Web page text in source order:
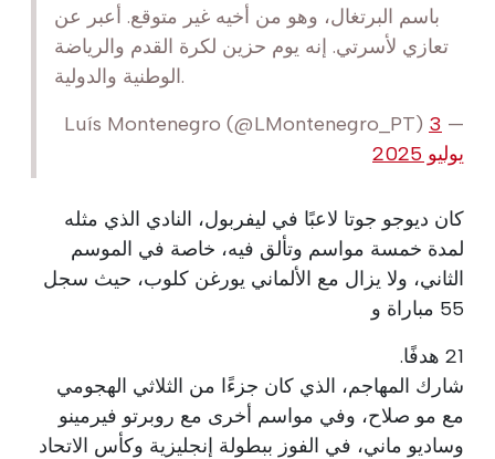
باسم البرتغال، وهو من أخيه غير متوقع. أعبر عن
تعازي لأسرتي. إنه يوم حزين لكرة القدم والرياضة
الوطنية والدولية.
— Luís Montenegro (@LMontenegro_PT)
3
يوليو 2025
كان ديوجو جوتا لاعبًا في ليفربول، النادي الذي مثله
لمدة خمسة مواسم وتألق فيه، خاصة في الموسم
الثاني، ولا يزال مع الألماني يورغن كلوب، حيث سجل
55 مباراة و
21 هدفًا.
شارك المهاجم، الذي كان جزءًا من الثلاثي الهجومي
مع مو صلاح، وفي مواسم أخرى مع روبرتو فيرمينو
وساديو ماني، في الفوز ببطولة إنجليزية وكأس الاتحاد